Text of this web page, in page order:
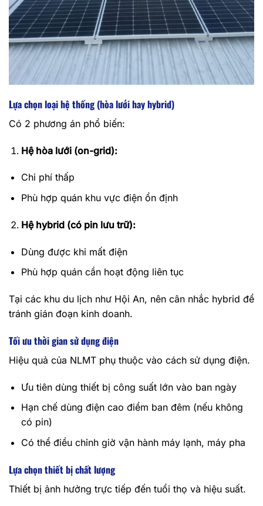
Lựa chọn loại hệ thống (hòa lưới hay hybrid)
Có 2 phương án phổ biến:
Hệ hòa lưới (on-grid):
Chi phí thấp
Phù hợp quán khu vực điện ổn định
Hệ hybrid (có pin lưu trữ):
Dùng được khi mất điện
Phù hợp quán cần hoạt động liên tục
Tại các khu du lịch như Hội An, nên cân nhắc hybrid để
tránh gián đoạn kinh doanh.
Tối ưu thời gian sử dụng điện
Hiệu quả của NLMT phụ thuộc vào cách sử dụng điện.
Ưu tiên dùng thiết bị công suất lớn vào ban ngày
Hạn chế dùng điện cao điểm ban đêm (nếu không
có pin)
Có thể điều chỉnh giờ vận hành máy lạnh, máy pha
Lựa chọn thiết bị chất lượng
Thiết bị ảnh hưởng trực tiếp đến tuổi thọ và hiệu suất.